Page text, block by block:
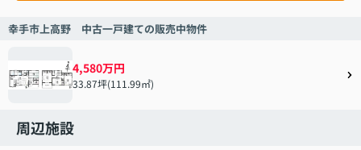
幸手市上高野 中古一戸建ての販売中物件
4,580万円
33.87坪(111.99㎡)
周辺施設